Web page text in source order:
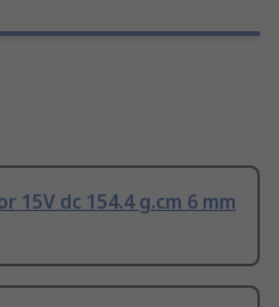
15V dc 154.4 g.cm 6 mm